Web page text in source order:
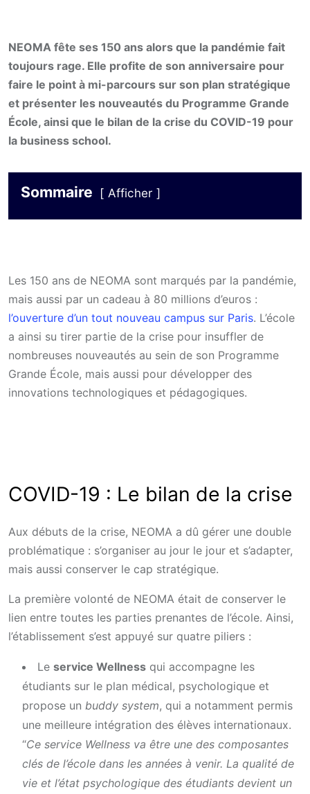
NEOMA fête ses 150 ans alors que la pandémie fait
toujours rage. Elle profite de son anniversaire pour
faire le point à mi-parcours sur son plan stratégique
et présenter les nouveautés du Programme Grande
École, ainsi que le bilan de la crise du COVID-19 pour
la business school.
Sommaire Afficher
Les 150 ans de NEOMA sont marqués par la pandémie,
mais aussi par un cadeau à 80 millions d’euros :
l’ouverture d’un tout nouveau campus sur Paris. L’école
a ainsi su tirer partie de la crise pour insuffler de
nombreuses nouveautés au sein de son Programme
Grande École, mais aussi pour développer des
innovations technologiques et pédagogiques.
COVID-19 : Le bilan de la crise
Aux débuts de la crise, NEOMA a dû gérer une double
problématique : s’organiser au jour le jour et s’adapter,
mais aussi conserver le cap stratégique.
La première volonté de NEOMA était de conserver le
lien entre toutes les parties prenantes de l’école. Ainsi,
l’établissement s’est appuyé sur quatre piliers :
Le service Wellness qui accompagne les
étudiants sur le plan médical, psychologique et
propose un buddy system, qui a notamment permis
une meilleure intégration des élèves internationaux.
“Ce service Wellness va être une des composantes
clés de l’école dans les années à venir. La qualité de
vie et l’état psychologique des étudiants devient un